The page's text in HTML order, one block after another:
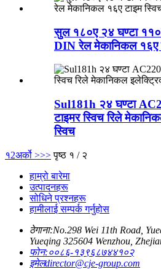
सुल १८०ए २४ घण्टा
DIN रेल मेकानिकल १६ए
Sul181h २४ घण्टा
टाइमर स्विच रिले
स्विच
१2अर्को >>> पृष्ठ १ / २
हाम्रो बारेमा
उत्पादनहरू
सोधिने प्रश्नहरू
हामीलाई सम्पर्क गर्नुहोस
ठेगाना:No.298 Wei 11th Road,
Yueqing 325604 Wenzhou,
फोन:००८६-१३९६८७४४१०२
इमेलdirector@cje-group.com